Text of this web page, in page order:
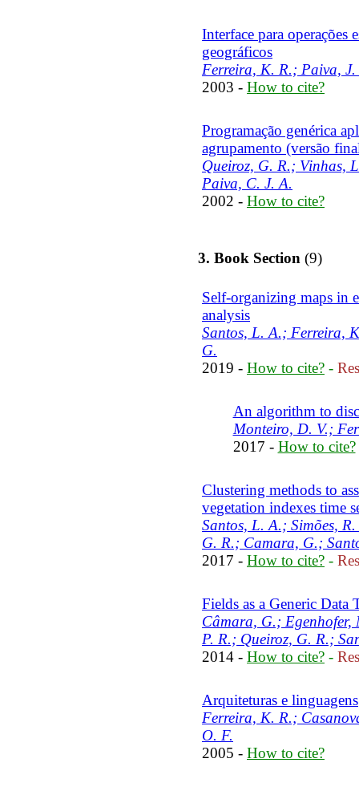
Interface para operações
geográficos
Ferreira, K. R.; Paiva,
2003 - How to cite?
Programação genérica
agrupamento (versão
Queiroz, G. R.; Vinhas,
Paiva, C. J. A.
2002 - How to cite?
3. Book Section (9)
Self-organizing maps in
analysis
Santos, L. A.; Ferreira,
G.
2019 - How to cite? -
An algorithm to
Monteiro, D. V.;
2017 - How to cite?
Clustering methods to
vegetation indexes time
Santos, L. A.; Simões,
G. R.; Camara, G.;
2017 - How to cite? -
Fields as a Generic
Câmara, G.;
P. R.; Queiroz, G. R.;
2014 - How to cite? -
Arquiteturas e linguagens
Ferreira, K. R.;
O. F.
2005 - How to cite?